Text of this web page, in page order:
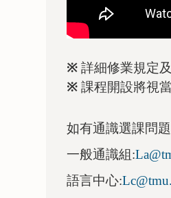
※ 詳細修業規定
※課程開設將視
如有通識選課問
一般通識組:
語言中心: